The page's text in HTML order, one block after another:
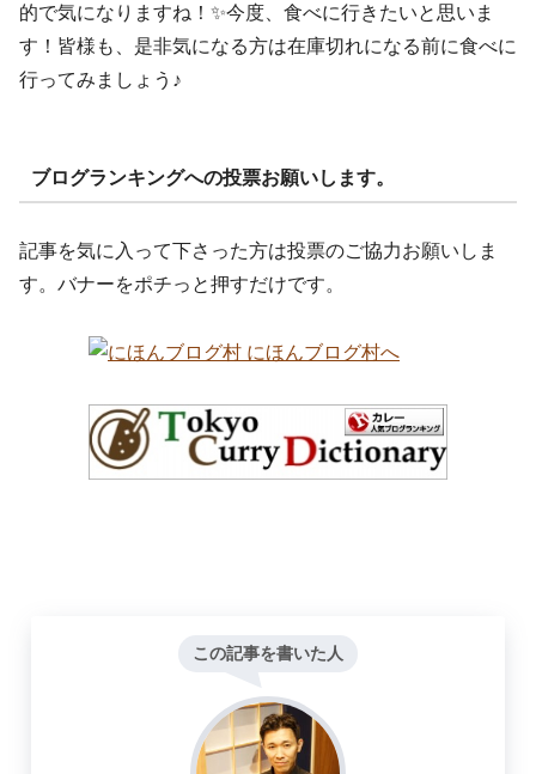
的で気になりますね！✨今度、食べに行きたいと思いま
す！皆様も、是非気になる方は在庫切れになる前に食べに
行ってみましょう♪
ブログランキングへの投票お願いします。
記事を気に入って下さった方は投票のご協力お願いしま
す。バナーをポチっと押すだけです。
この記事を書いた人